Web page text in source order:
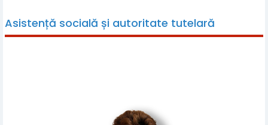
Asistență socială și autoritate tutelară